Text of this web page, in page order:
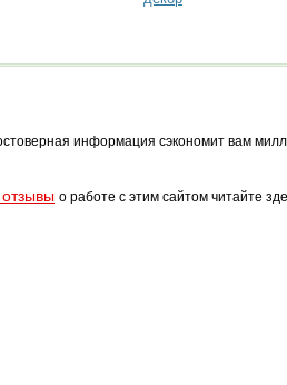
информация сэкономит вам
о работе с этим сайтом читайте